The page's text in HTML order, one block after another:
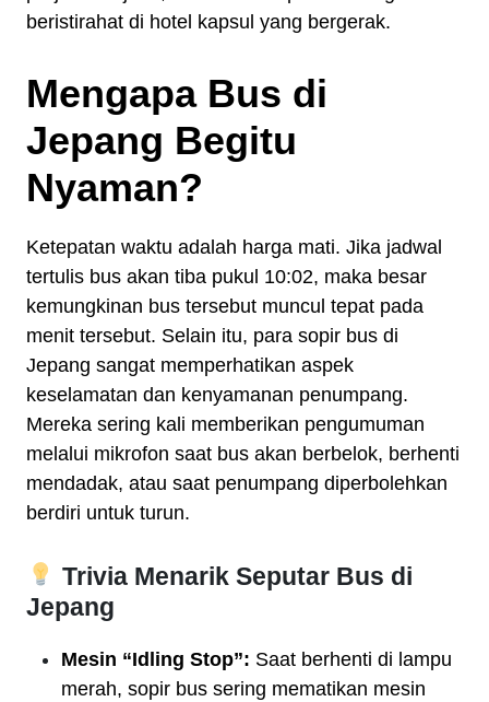
beristirahat di hotel kapsul yang bergerak.
Mengapa Bus di
Jepang Begitu
Nyaman?
Ketepatan waktu adalah harga mati. Jika jadwal
tertulis bus akan tiba pukul 10:02, maka besar
kemungkinan bus tersebut muncul tepat pada
menit tersebut. Selain itu, para sopir bus di
Jepang sangat memperhatikan aspek
keselamatan dan kenyamanan penumpang.
Mereka sering kali memberikan pengumuman
melalui mikrofon saat bus akan berbelok, berhenti
mendadak, atau saat penumpang diperbolehkan
berdiri untuk turun.
Trivia Menarik Seputar Bus di
Jepang
Mesin “Idling Stop”: Saat berhenti di lampu
merah, sopir bus sering mematikan mesin